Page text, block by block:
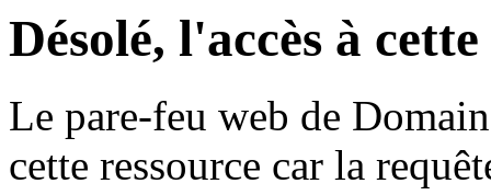
Désolé, l'accès à
Le pare-feu web de
cette ressource car la